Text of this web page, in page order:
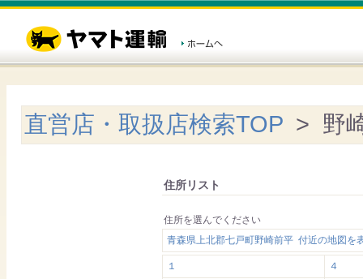
直営店・取扱店検索TOP > 野
住所リスト
住所を選んでください
青森県上北郡七戸町野崎前平 付近の地図を
１
４